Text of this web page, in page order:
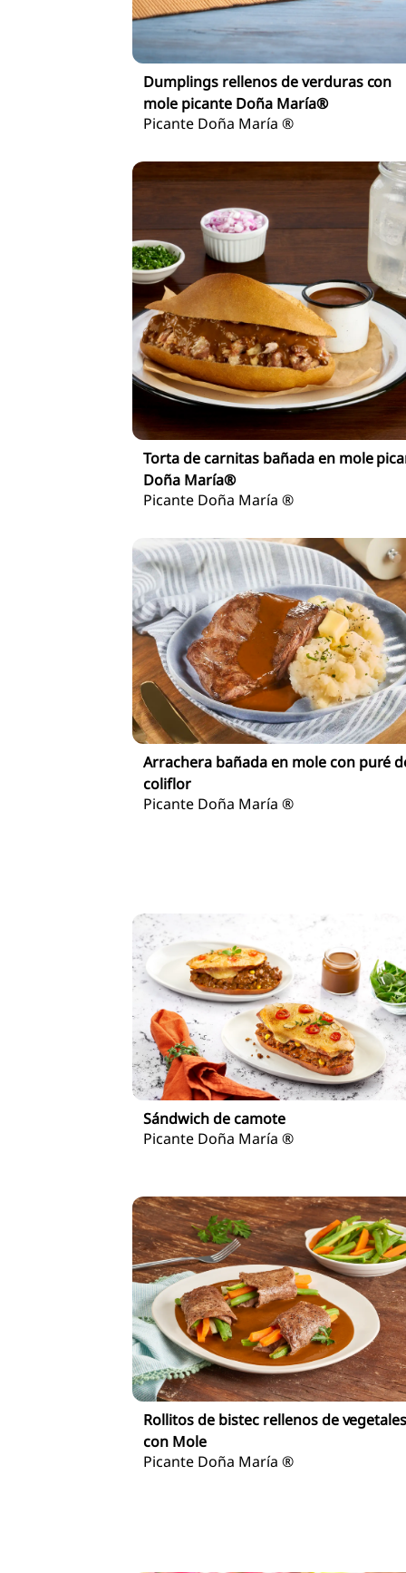
Dumplings rellenos de verduras con
mole picante Doña María®
Picante Doña María ®
Torta de carnitas bañada en mole
Doña María®
Picante Doña María ®
Arrachera bañada en mole con puré
coliflor
Picante Doña María ®
Sándwich de camote
Picante Doña María ®
Rollitos de bistec rellenos de
con Mole
Picante Doña María ®